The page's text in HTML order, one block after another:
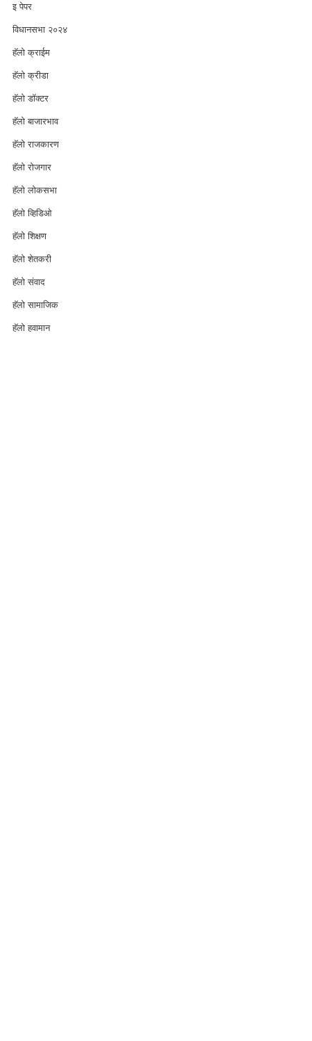
इ पेपर
विधानसभा २०२४
⁠हॅलो क्राईम
हॅलो क्रीडा
हॅलो डॉक्टर
हॅलो बाजारभाव
हॅलो राजकारण
⁠हॅलो रोजगार
हॅलो लोकसभा
⁠हॅलो व्हिडिओ
हॅलो शिक्षण
⁠हॅलो शेतकरी
⁠हॅलो संवाद
हॅलो सामाजिक
हॅलो हवामान